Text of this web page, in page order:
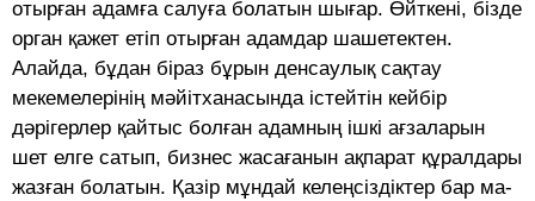
отырған адамға салуға болатын шығар. Өйткені, бізде
орган қажет етіп отырған адамдар шашетектен.
Алайда, бұдан біраз бұрын денсаулық сақтау
мекемелерінің мәйітханасында істейтін кейбір
дәрігерлер қайтыс болған адамның ішкі ағзаларын
шет елге сатып, бизнес жасағанын ақпарат құралдары
жазған болатын. Қазір мұндай келеңсіз­діктер бар ма-